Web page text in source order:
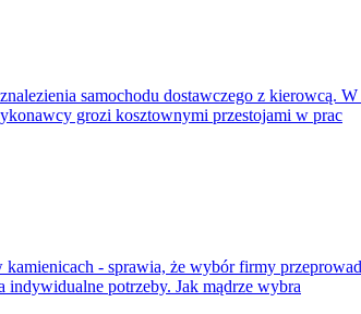
samochodu dostawczego z kierowcą.
grozi kosztownymi przestojami w prac
- sprawia, że wybór firmy
indywidualne potrzeby. Jak mądrze wybra